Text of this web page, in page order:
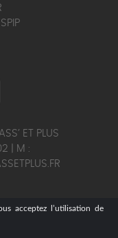
acceptez l’utilisation de
ET PLUS
| M :
| M :